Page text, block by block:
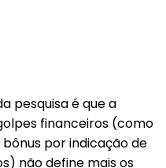
pesquisa é que a
financeiros (como
por indicação de
não define mais os